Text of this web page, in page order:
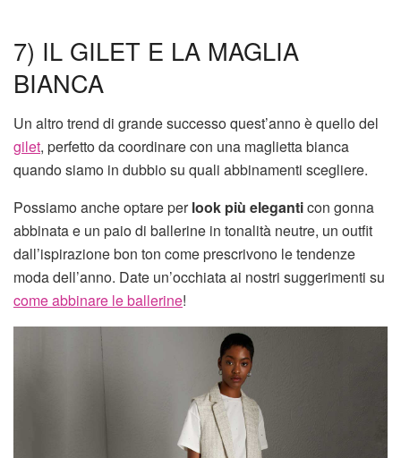
7) IL GILET E LA MAGLIA
BIANCA
Un altro trend di grande successo quest’anno è quello del
gilet, perfetto da coordinare con una maglietta bianca
quando siamo in dubbio su quali abbinamenti scegliere.
Possiamo anche optare perlook più eleganticon gonna
abbinata e un paio di ballerine in tonalità neutre, un outfit
dall’ispirazione bon ton come prescrivono le tendenze
moda dell’anno. Date un’occhiata ai nostri suggerimenti su
come abbinare le ballerine!